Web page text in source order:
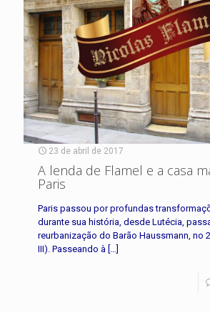
23 de abril de 2017
A lenda de Flamel e a casa
Paris
Paris passou por profundas
durante sua história, desde Lutécia,
reurbanização do Barão Haussmann, no
III). Passeando à […]